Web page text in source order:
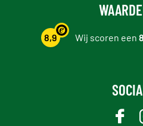
8,9 Wij scoren een